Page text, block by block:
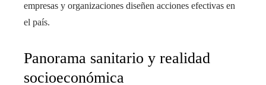
empresas y organizaciones diseñen acciones efectivas en
el país.
Panorama sanitario y realidad
socioeconómica